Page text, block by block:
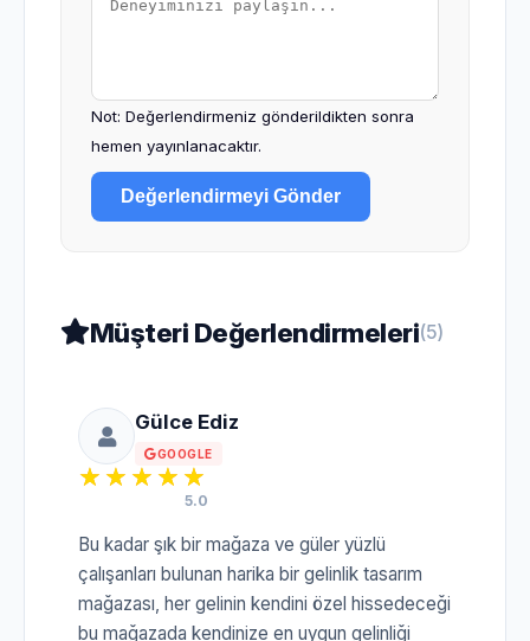
Not: Değerlendirmeniz gönderildikten sonra
hemen yayınlanacaktır.
Değerlendirmeyi Gönder
Müşteri Değerlendirmeleri(5)
Gülce Ediz
GOOGLE
5.0
Bu kadar şık bir mağaza ve güler yüzlü
çalışanları bulunan harika bir gelinlik tasarım
mağazası, her gelinin kendini özel hissedeceği
bu mağazada kendinize en uygun gelinliği